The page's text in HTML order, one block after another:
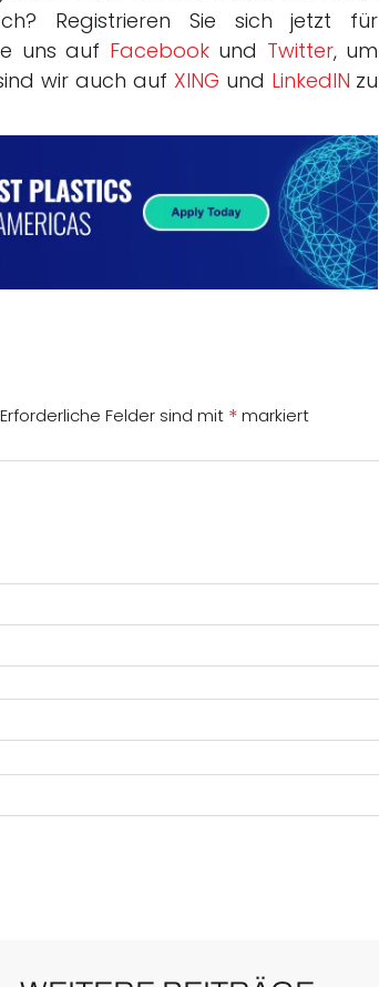
Registrieren Sie sich jetzt für
uns auf Facebook und Twitter, um
wir auch auf XING und LinkedIN zu
Erforderliche Felder sind mit *markiert